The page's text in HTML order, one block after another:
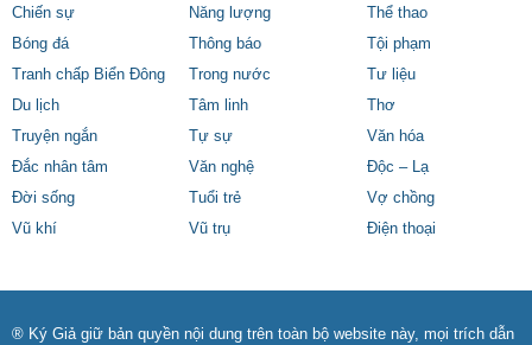
Chiến sự
Năng lượng
Thể thao
Bóng đá
Thông báo
Tội phạm
Tranh chấp Biển Đông
Trong nước
Tư liệu
Du lịch
Tâm linh
Thơ
Truyện ngắn
Tự sự
Văn hóa
Đắc nhân tâm
Văn nghệ
Độc – Lạ
Đời sống
Tuổi trẻ
Vợ chồng
Vũ khí
Vũ trụ Điện thoại
® Ký Giả giữ bản quyền nội dung trên toàn bộ website này, mọi trích dẫn